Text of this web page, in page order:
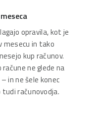
opravila, kot je
mesecu in tako
kup računov.
ne glede na
in ne šele konec
računovodja.